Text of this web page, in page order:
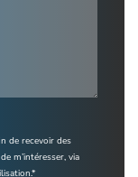
de recevoir des
m’intéresser, via